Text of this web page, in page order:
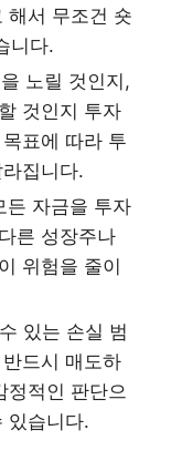
해서 무조건 숏
니다.
노릴 것인지,
것인지 투자
표에 따라 투
집니다.
든 자금을 투자
른 성장주나
위험을 줄이
있는 손실 범
드시 매도하
정적인 판단으
있습니다.